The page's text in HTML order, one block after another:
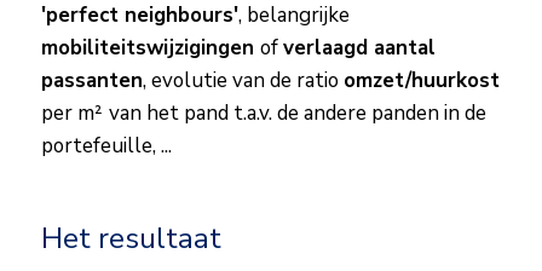
'perfect neighbours', belangrijke
mobiliteitswijzigingen ofverlaagd aantal
passanten, evolutie van de ratio omzet/huurkost
per m² van het pand t.a.v. de andere panden in de
portefeuille, ...
Het resultaat